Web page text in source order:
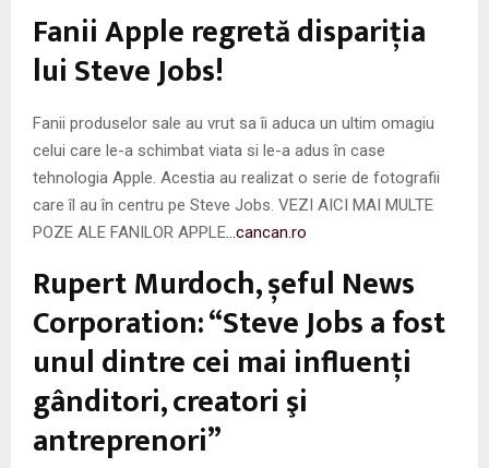
N
U
Fanii Apple regretă dispariţia
lui Steve Jobs!
Fanii produselor sale au vrut sa îi aduca un ultim omagiu
celui care le-a schimbat viata si le-a adus în case
tehnologia Apple. Acestia au realizat o serie de fotografii
care îl au în centru pe Steve Jobs. VEZI AICI MAI MULTE
POZE ALE FANILOR APPLE …cancan.ro
Rupert Murdoch, șeful News
Corporation: “Steve Jobs a fost
unul dintre cei mai influenţi
gânditori, creatori şi
antreprenori”